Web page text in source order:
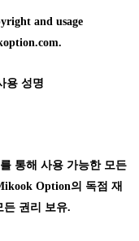
and usage
용 성명
통해 사용 가능한 모든
Option의 독점 재
권리 보유.